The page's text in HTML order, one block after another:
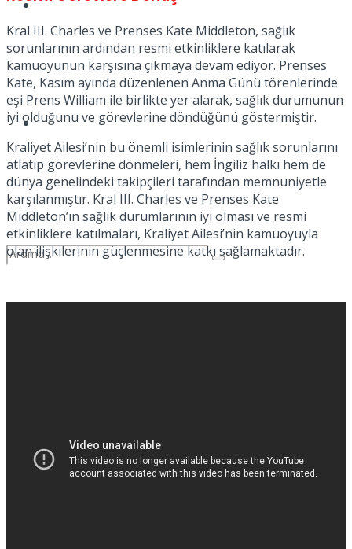
Spor
Podcast
Kral III. Charles ve Prenses Kate Middleton, sağlık
sorunlarının ardından resmi etkinliklere katılarak
kamuoyunun karşısına çıkmaya devam ediyor. Prenses
Kate, Kasım ayında düzenlenen Anma Günü törenlerinde
eşi Prens William ile birlikte yer alarak, sağlık durumunun
iyi olduğunu ve görevlerine döndüğünü göstermiştir.
Kraliyet Ailesi’nin bu önemli isimlerinin sağlık sorunlarını
atlatıp görevlerine dönmeleri, hem İngiliz halkı hem de
dünya genelindeki takipçileri tarafından memnuniyetle
karşılanmıştır. Kral III. Charles ve Prenses Kate
Middleton’ın sağlık durumlarının iyi olması ve resmi
etkinliklere katılmaları, Kraliyet Ailesi’nin kamuoyuyla
olan ilişkilerinin güçlenmesine katkı sağlamaktadır.